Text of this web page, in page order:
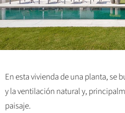
En esta vivienda de una planta, se
y la ventilación natural y,
paisaje.